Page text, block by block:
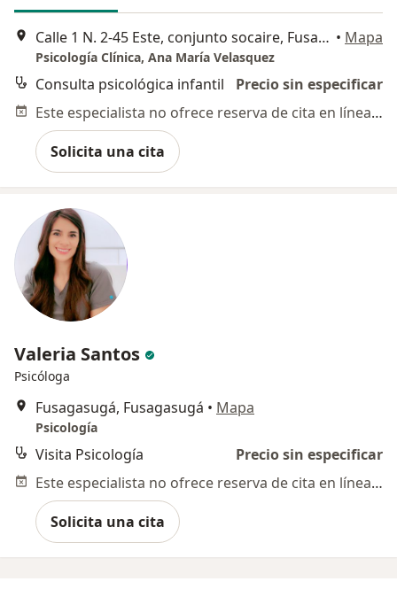
Calle 1 N. 2-45 Este, conjunto socaire, Fusagasugá • Mapa
Psicología Clínica, Ana María Velasquez
Consulta psicológica infantil
Precio sin especificar
Este especialista no ofrece reserva de cita en línea en esta dirección.
Solicita una cita
Valeria Santos
Psicóloga
Fusagasugá, Fusagasugá • Mapa
Psicología
Visita Psicología
Precio sin especificar
Este especialista no ofrece reserva de cita en línea en esta dirección.
Solicita una cita